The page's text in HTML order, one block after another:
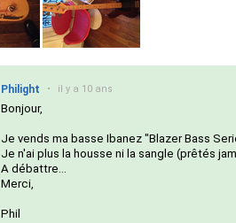
Philight • il y a 10 ans
Bonjour,
Je vends ma basse Ibanez "Blazer Bass
Je n'ai plus la housse ni la sangle (prêtés
A débattre...
Merci,
Phil